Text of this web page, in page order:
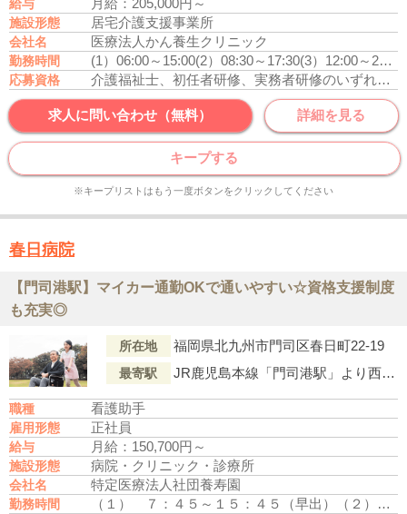
給与 月給：205,000円～
施設形態 居宅介護支援事業所
会社名 医療法人かん養生クリニック
勤務時間 (1）06:00～15:00(2）08:30～17:30(3）12:00～21:00
応募資格 介護福祉士、初任者研修、実務者研修のいずれかの資格をお持ちの方
求人に問い合わせ（無料） 詳細を見る
キープする
※キープリストはもう一度ボタンをクリックしてください
春日病院
【門司港駅】マイカー通勤OKで通いやすい☆資格支援制度
も充実◎
所在地 福岡県北九州市門司区春日町22-19
最寄駅 JR鹿児島本線「門司港駅」より西鉄バス・黒川～伊川行乗車、「春日町3丁目（バス停）」下車徒歩1分
職種 看護助手
雇用形態 正社員
給与 月給：150,700円～
施設形態 病院・クリニック・診療所
会社名 特定医療法人社団養寿園
勤務時間 （１） ７：４５～１５：４５（早出） （２） ８：００～１６：００（日勤）